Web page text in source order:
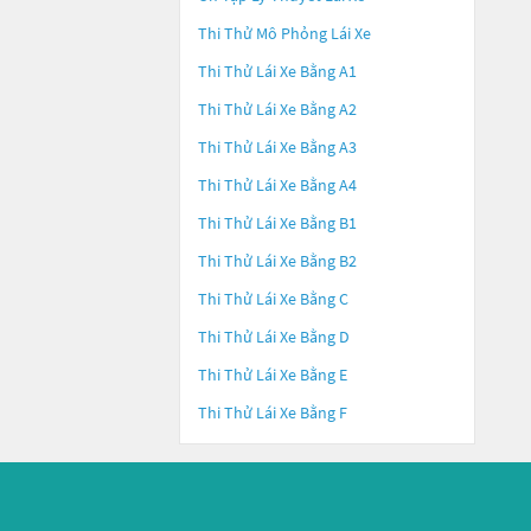
Thi Thử Mô Phỏng Lái Xe
Thi Thử Lái Xe Bằng A1
Thi Thử Lái Xe Bằng A2
Thi Thử Lái Xe Bằng A3
Thi Thử Lái Xe Bằng A4
Thi Thử Lái Xe Bằng B1
Thi Thử Lái Xe Bằng B2
Thi Thử Lái Xe Bằng C
Thi Thử Lái Xe Bằng D
Thi Thử Lái Xe Bằng E
Thi Thử Lái Xe Bằng F